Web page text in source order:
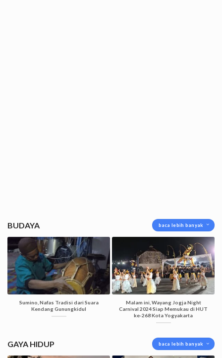
BUDAYA baca lebih banyak
Sumino, Nafas Tradisi dari Suara
Kendang Gunungkidul
Malam ini, Wayang Jogja Night
Carnival 2024 Siap Memukau di HUT
ke-268 Kota Yogyakarta
GAYA HIDUP baca lebih banyak